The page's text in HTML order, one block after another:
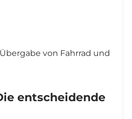
von Fahrrad und
entscheidende